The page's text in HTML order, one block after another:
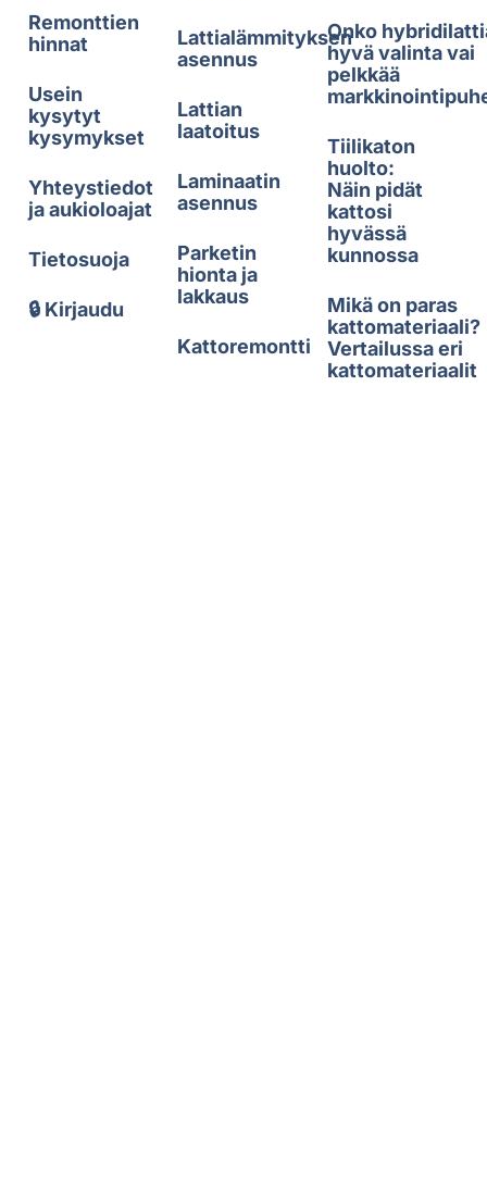
Remonttien
hinnat
Usein
kysytyt
kysymykset
Yhteystiedot
ja aukioloajat
Tietosuoja
🔒 Kirjaudu
Lattialämmityksen
asennus
Lattian
laatoitus
Laminaatin
asennus
Parketin
hionta ja
lakkaus
Kattoremontti
Onko
hyvä valinta vai
pelkkää
Tiilikaton
huolto:
Näin pidät
kattosi
hyvässä
kunnossa
Mikä on paras
kattomateriaali?
Vertailussa eri
kattomateriaalit